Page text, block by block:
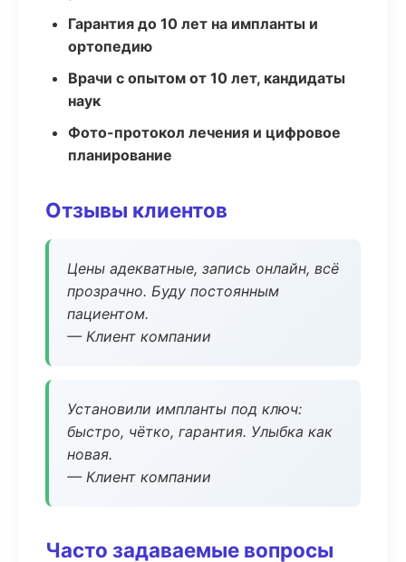
Гарантия до 10 лет на импланты и
ортопедию
Врачи с опытом от 10 лет, кандидаты
наук
Фото-протокол лечения и цифровое
планирование
Отзывы клиентов
Цены адекватные, запись онлайн, всё
прозрачно. Буду постоянным
пациентом.
— Клиент компании
Установили импланты под ключ:
быстро, чётко, гарантия. Улыбка как
новая.
— Клиент компании
Часто задаваемые вопросы